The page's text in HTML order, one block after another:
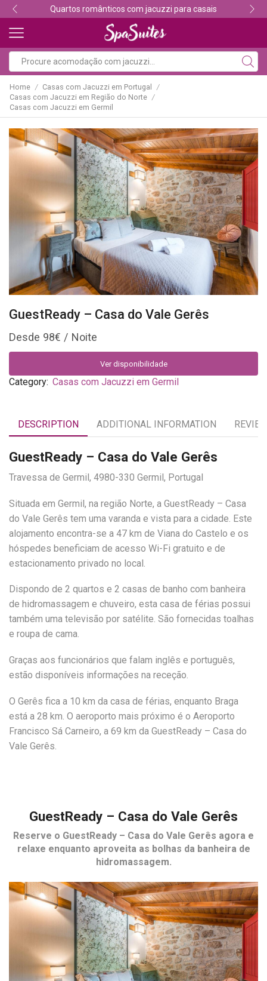
Descubra os melhores alojamentos com jacuzzi
Home / Casas com Jacuzzi em Portugal /
Casas com Jacuzzi em Região do Norte /
Casas com Jacuzzi em Germil
GuestReady – Casa do Vale Gerês
98€
Ver disponibilidade
Category: Casas com Jacuzzi em Germil
DESCRIPTION ADDITIONAL INFORMATION
GuestReady – Casa do Vale Gerês
Travessa de Germil, 4980-330 Germil, Portugal
Situada em Germil, na região Norte, a GuestReady – Casa
do Vale Gerês tem uma varanda e vista para a cidade. Este
alojamento encontra-se a 47 km de Viana do Castelo e os
hóspedes beneficiam de acesso Wi-Fi gratuito e de
estacionamento privado no local.
Dispondo de 2 quartos e 2 casas de banho com banheira
de hidromassagem e chuveiro, esta casa de férias possui
também uma televisão por satélite. São fornecidas toalhas
e roupa de cama.
Graças aos funcionários que falam inglês e português,
estão disponíveis informações na receção.
O Gerês fica a 10 km da casa de férias, enquanto Braga
está a 28 km. O aeroporto mais próximo é o Aeroporto
Francisco Sá Carneiro, a 69 km da GuestReady – Casa do
Vale Gerês.
GuestReady – Casa do Vale Gerês
Reserve o GuestReady – Casa do Vale Gerês agora e
relaxe enquanto aproveita as bolhas da banheira de
hidromassagem.